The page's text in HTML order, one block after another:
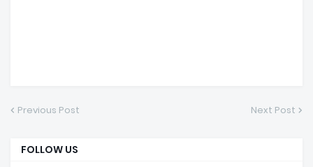
Previous Post Next Post
FOLLOW US